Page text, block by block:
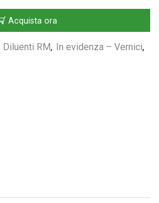
Acquista ora
Diluenti RM, In evidenza – Vernici,